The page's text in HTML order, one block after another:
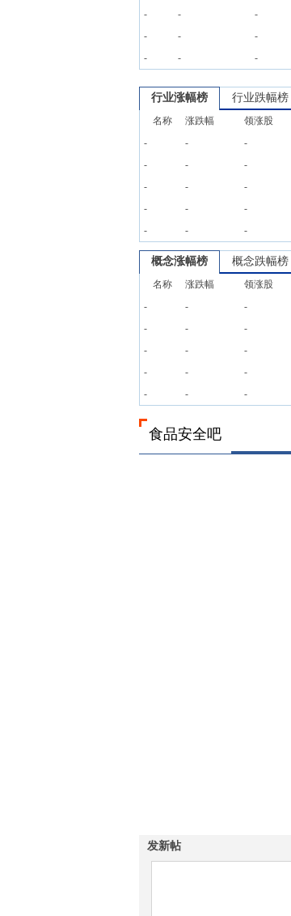
-
-
-
-
-
-
-
- -
行业涨幅榜 行业跌幅榜
名称 涨跌幅
领涨股
-
-
-
-
-
-
-
-
-
-
-
-
-
- -
概念涨幅榜 概念跌幅榜
名称 涨跌幅
领涨股
-
-
-
-
-
-
-
-
-
-
-
-
-
- -
食品安全吧
发新帖